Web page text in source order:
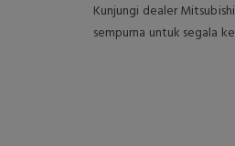
Kunjungi dealer
sempurna untuk segala